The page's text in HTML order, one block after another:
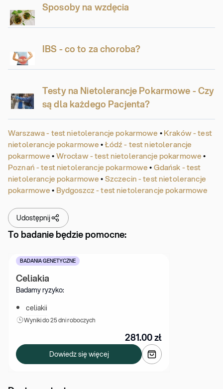
Sposoby na wzdęcia
IBS - co to za choroba?
Testy na Nietolerancje Pokarmowe - Czy
są dla każdego Pacjenta?
Warszawa - test nietolerancje pokarmowe •Kraków - test
nietolerancje pokarmowe•Łódź - test nietolerancje
pokarmowe•Wrocław - test nietolerancje pokarmowe•
Poznań - test nietolerancje pokarmowe•Gdańsk - test
nietolerancje pokarmowe•Szczecin - test nietolerancje
pokarmowe• Bydgoszcz - test nietolerancje pokarmowe
Udostępnij
To badanie będzie pomocne:
BADANIA GENETYCZNE
Celiakia
Badamy ryzyko:
celiakii
Wyniki do 25 dni roboczych
281.00zł
Dowiedz się więcej